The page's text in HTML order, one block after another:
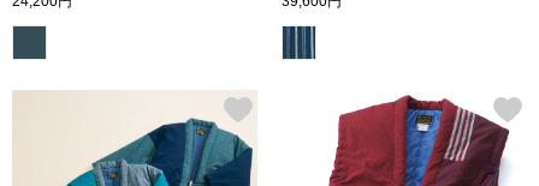
ベスト
その他